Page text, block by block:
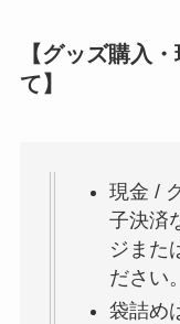
【グッズ購入
て】
現金 /
子決済
ジまた
ださい。
袋詰め